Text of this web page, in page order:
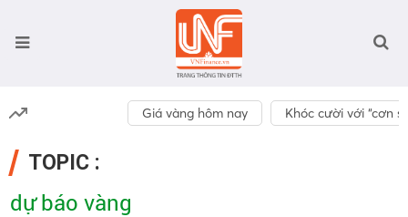
Giá vàng hôm nay Khóc cười với “cơn
TOPIC :
dự báo vàng